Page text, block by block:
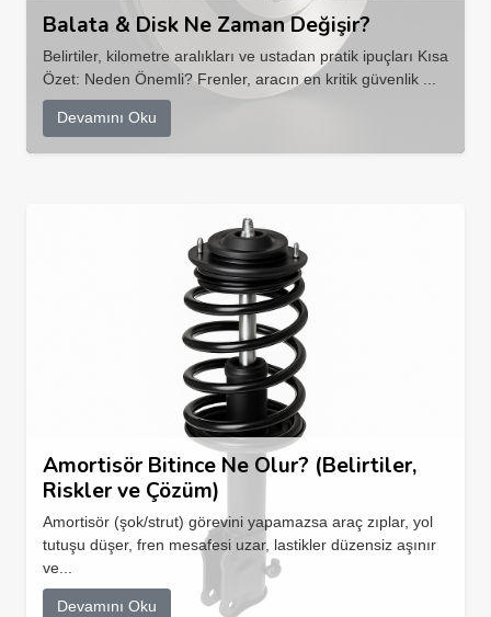
Balata & Disk Ne Zaman Değişir?
Belirtiler, kilometre aralıkları ve ustadan pratik ipuçları Kısa
Özet: Neden Önemli? Frenler, aracın en kritik güvenlik ...
Devamını Oku
Amortisör Bitince Ne Olur? (Belirtiler,
Riskler ve Çözüm)
Amortisör (şok/strut) görevini yapamazsa araç zıplar, yol
tutuşu düşer, fren mesafesi uzar, lastikler düzensiz aşınır
ve...
Devamını Oku